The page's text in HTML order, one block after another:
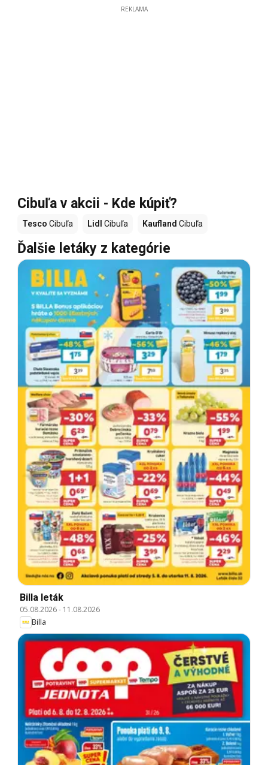
REKLAMA
Cibuľa v akcii - Kde kúpiť?
Tesco Cibuľa Lidl Cibuľa Kaufland Cibuľa
Ďalšie letáky z kategórie
Billa leták
05.08.2026- 11.08.2026
Billa